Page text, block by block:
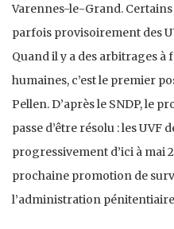
Varennes-le-Grand.
parfois provisoirement des
Quand il y a des arbitrages
humaines, c’est le premier
Pellen. D’après le SNDP, le
passe d’être résolu : les UVF
progressivement d’ici à mai
prochaine promotion de
l’administration